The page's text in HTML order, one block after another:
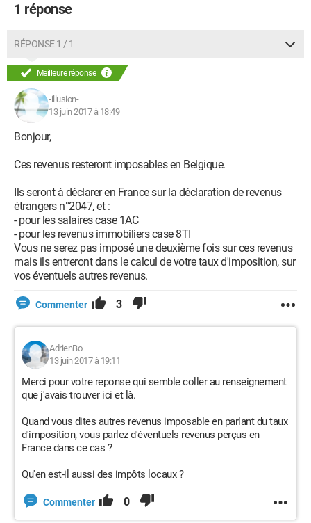
1 réponse
RÉPONSE 1 / 1
Meilleure réponse
-illusion-
13 juin 2017 à 18:49
Bonjour,
Ces revenus resteront imposables en Belgique.
Ils seront à déclarer en France sur la déclaration de revenus
étrangers n°2047, et :
- pour les salaires case 1AC
- pour les revenus immobiliers case 8TI
Vous ne serez pas imposé une deuxième fois sur ces revenus
mais ils entreront dans le calcul de votre taux d'imposition, sur
vos éventuels autres revenus.
Commenter 3
AdrienBo
13 juin 2017 à 19:11
Merci pour votre reponse qui semble coller au renseignement
que j'avais trouver ici et là.
Quand vous dites autres revenus imposable en parlant du taux
d'imposition, vous parlez d'éventuels revenus perçus en
France dans ce cas ?
Qu'en est-il aussi des impôts locaux ?
Commenter 0